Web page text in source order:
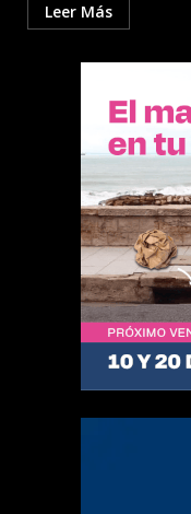
Leer Más